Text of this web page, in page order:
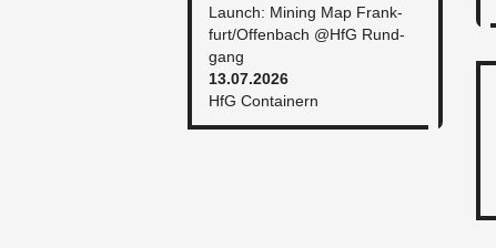
Launch: Mi­ning Map Frank­
furt/Of­fen­bach @HfG Rund­
gang
13.07.2026
HfG Con­tai­nern